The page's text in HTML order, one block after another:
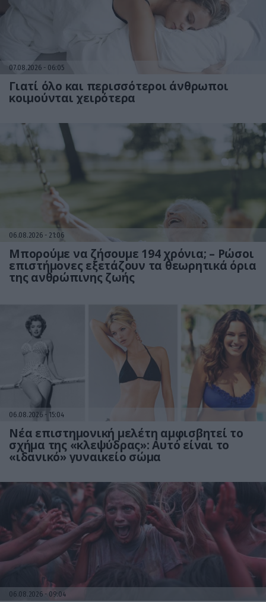
07.08.2026 06:05
Γιατί όλο και περισσότεροι άνθρωποι
κοιμούνται χειρότερα
06.08.2026 21:06
Μπορούμε να ζήσουμε 194 χρόνια; – Ρώσοι
επιστήμονες εξετάζουν τα θεωρητικά όρια
της ανθρώπινης ζωής
06.08.2026 15:04
Νέα επιστημονική μελέτη αμφισβητεί το
σχήμα της «κλεψύδρας»: Αυτό είναι το
«ιδανικό» γυναικείο σώμα
06.08.2026 09:04